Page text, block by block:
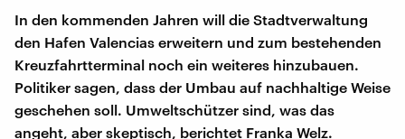
In den kommenden Jahren will die Stadtverwaltung
den Hafen Valencias erweitern und zum bestehenden
Kreuzfahrtterminal noch ein weiteres hinzubauen.
Politiker sagen, dass der Umbau auf nachhaltige Weise
geschehen soll. Umweltschützer sind, was das
angeht, aber skeptisch, berichtet Franka Welz.